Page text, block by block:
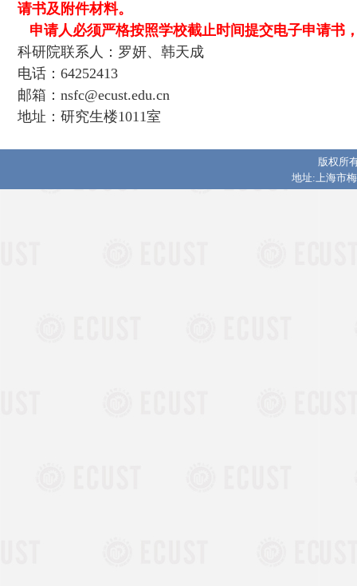
请书及附件材料。
申请人必须严格按照学校截止时间提交电子申请书
科研院联系人：罗妍、韩天成
电话：64252413
邮箱：nsfc@ecust.edu.cn
地址：研究生楼1011室
版权所
地址:上海市